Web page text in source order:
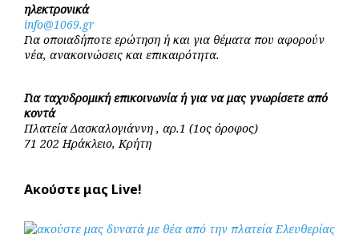
ηλεκτρονικά
info@1069.gr
Για οποιαδήποτε ερώτηση ή και για θέματα που αφορούν
νέα, ανακοινώσεις και επικαιρότητα.
Για ταχυδρομική επικοινωνία ή για να μας γνωρίσετε από
κοντά
Πλατεία Δασκαλογιάννη , αρ.1 (1ος όροφος)
71 202 Ηράκλειο, Κρήτη
Ακούστε μας Live!